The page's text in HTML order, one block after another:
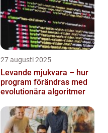
27 augusti 2025
Levande mjukvara – hur
program förändras med
evolutionära algoritmer